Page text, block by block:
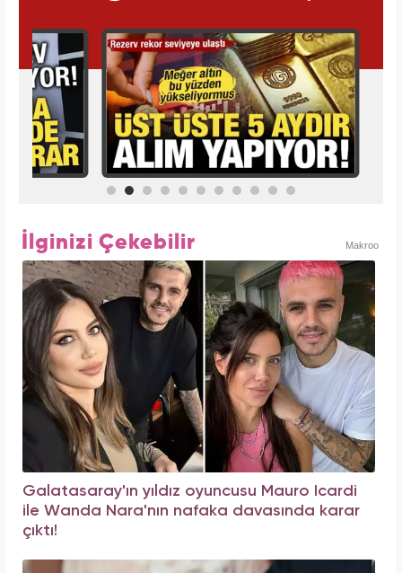
İlginizi Çekebilir Makroo
Galatasaray'ın yıldız oyuncusu Mauro Icardi
ile Wanda Nara'nın nafaka davasında karar
çıktı!